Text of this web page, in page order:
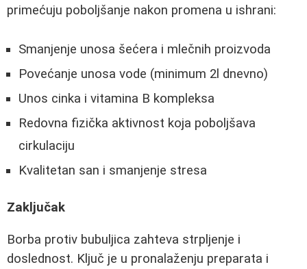
primećuju poboljšanje nakon promena u ishrani:
Smanjenje unosa šećera i mlečnih proizvoda
Povećanje unosa vode (minimum 2l dnevno)
Unos cinka i vitamina B kompleksa
Redovna fizička aktivnost koja poboljšava
cirkulaciju
Kvalitetan san i smanjenje stresa
Zaključak
Borba protiv bubuljica zahteva strpljenje i
doslednost. Ključ je u pronalaženju preparata i